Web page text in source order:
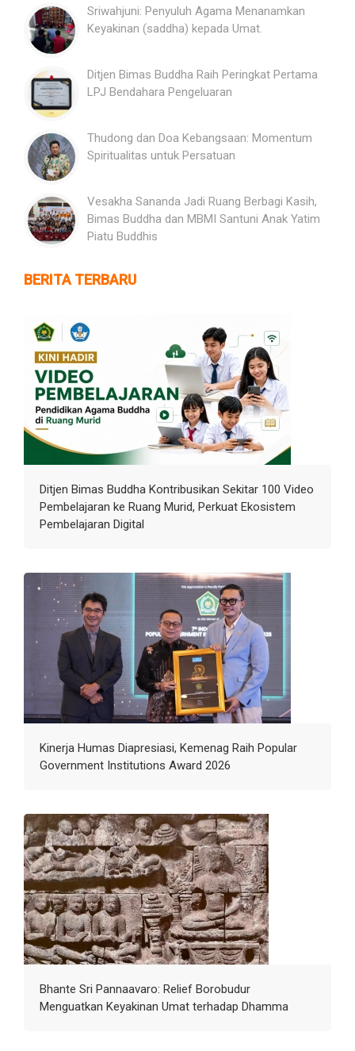
Sriwahjuni: Penyuluh Agama Menanamkan
Keyakinan (saddha) kepada Umat.
Ditjen Bimas Buddha Raih Peringkat Pertama
LPJ Bendahara Pengeluaran
Thudong dan Doa Kebangsaan: Momentum
Spiritualitas untuk Persatuan
Vesakha Sananda Jadi Ruang Berbagi Kasih,
Bimas Buddha dan MBMI Santuni Anak Yatim
Piatu Buddhis
BERITA TERBARU
Ditjen Bimas Buddha Kontribusikan Sekitar 100 Video
Pembelajaran ke Ruang Murid, Perkuat Ekosistem
Pembelajaran Digital
Kinerja Humas Diapresiasi, Kemenag Raih Popular
Government Institutions Award 2026
Bhante Sri Pannaavaro: Relief Borobudur
Menguatkan Keyakinan Umat terhadap Dhamma